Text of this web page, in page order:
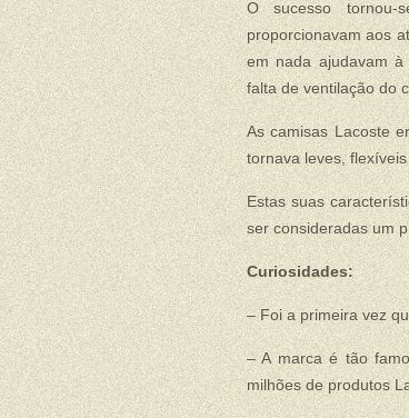
O sucesso
proporcionavam aos
em nada ajudavam
falta de ventilação do
As camisas Lacoste
tornava leves,
Estas suas
ser consideradas um
Curiosidades:
– Foi a primeira vez
– A marca é tão
milhões de produtos